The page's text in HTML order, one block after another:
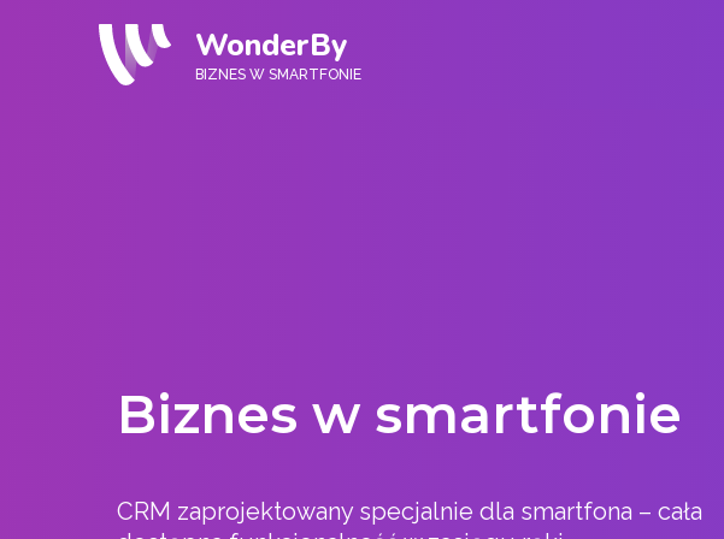
WonderBy
BIZNES W SMARTFONIE
Biznes w smartfonie
CRM zaprojektowany specjalnie dla smartfona – cała